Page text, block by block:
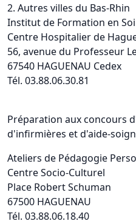
2. Autres villes du Bas-Rhin
Institut de Formation en
Centre Hospitalier de
56, avenue du Professeur
67540 HAGUENAU Cedex
Tél. 03.88.06.30.81
Préparation aux concours
d'infirmières et d'aide-
Ateliers de Pédagogie
Centre Socio-Culturel
Place Robert Schuman
67500 HAGUENAU
Tél. 03.88.06.18.40